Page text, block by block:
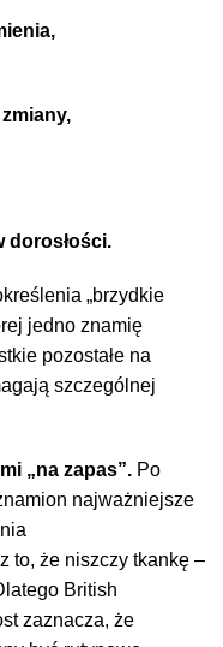
dorosłości.
„brzydkie
jedno znamię
pozostałe na
szczególnej
„na zapas”. Po
najważniejsze
to, że niszczy tkankę –
British
zaznacza, że